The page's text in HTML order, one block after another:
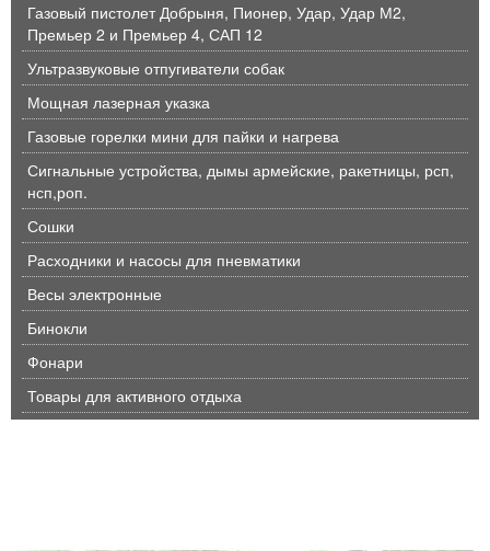
Газовый пистолет Добрыня, Пионер, Удар, Удар М2,
Премьер 2 и Премьер 4, САП 12
Ультразвуковые отпугиватели собак
Мощная лазерная указка
Газовые горелки мини для пайки и нагрева
Сигнальные устройства, дымы армейские, ракетницы, рсп,
нсп,роп.
Сошки
Расходники и насосы для пневматики
Весы электронные
Бинокли
Фонари
Товары для активного отдыха